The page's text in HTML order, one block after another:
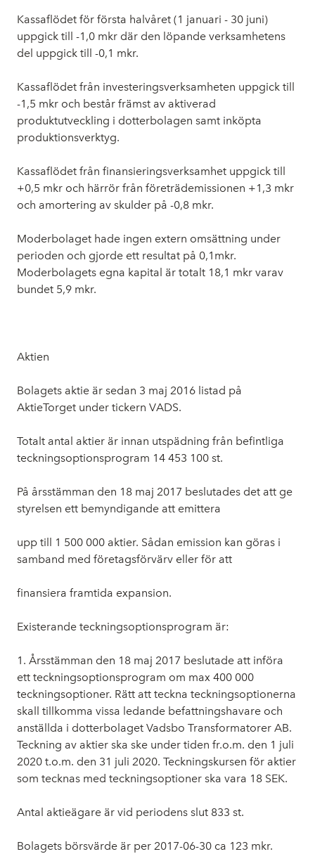
Kassaflödet för första halvåret (1 januari - 30 juni)
uppgick till -1,0 mkr där den löpande verksamhetens
del uppgick till -0,1 mkr.
Kassaflödet från investeringsverksamheten uppgick till
-1,5 mkr och består främst av aktiverad
produktutveckling i dotterbolagen samt inköpta
produktionsverktyg.
Kassaflödet från finansieringsverksamhet uppgick till
+0,5 mkr och härrör från företrädemissionen +1,3 mkr
och amortering av skulder på -0,8 mkr.
Moderbolaget hade ingen extern omsättning under
perioden och gjorde ett resultat på 0,1mkr.
Moderbolagets egna kapital är totalt 18,1 mkr varav
bundet 5,9 mkr.
Aktien
Bolagets aktie är sedan 3 maj 2016 listad på
AktieTorget under tickern VADS.
Totalt antal aktier är innan utspädning från befintliga
teckningsoptionsprogram 14 453 100 st.
På årsstämman den 18 maj 2017 beslutades det att ge
styrelsen ett bemyndigande att emittera
upp till 1 500 000 aktier. Sådan emission kan göras i
samband med företagsförvärv eller för att
finansiera framtida expansion.
Existerande teckningsoptionsprogram är:
1. Årsstämman den 18 maj 2017 beslutade att införa
ett teckningsoptionsprogram om max 400 000
teckningsoptioner. Rätt att teckna teckningsoptionerna
skall tillkomma vissa ledande befattningshavare och
anställda i dotterbolaget Vadsbo Transformatorer AB.
Teckning av aktier ska ske under tiden fr.o.m. den 1 juli
2020 t.o.m. den 31 juli 2020. Teckningskursen för aktier
som tecknas med teckningsoptioner ska vara 18 SEK.
Antal aktieägare är vid periodens slut 833 st.
Bolagets börsvärde är per 2017-06-30 ca 123 mkr.